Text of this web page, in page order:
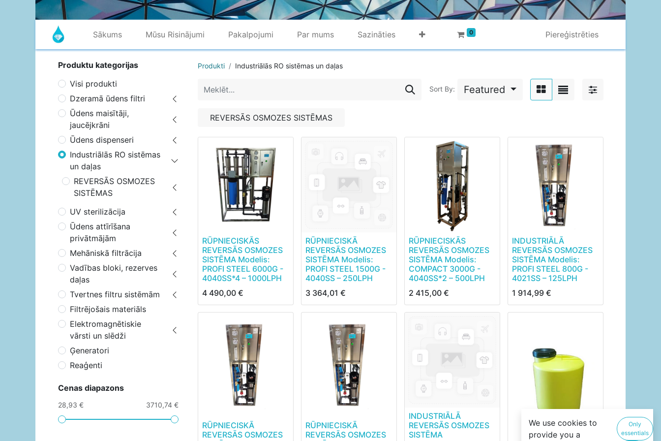
Sākums Mūsu Risinājumi Pakalpojumi Par mums Sazināties 0 Piereģistrēties
Produktu kategorijas
Visi produkti
Dzeramā ūdens filtri
Ūdens maisītāji,
jaucējkrāni
Ūdens dispenseri
Industriālās RO sistēmas
un daļas
REVERSĀS OSMOZES
SISTĒMAS
UV sterilizācija
Ūdens attīrīšana
privātmājām
Mehāniskā filtrācija
Vadības bloki, rezerves
daļas
Tvertnes filtru sistēmām
Filtrējošais materiāls
Elektromagnētiskie
vārsti un slēdži
Ģeneratori
Reaģenti
Cenas diapazons
28,93 € 3710,74 €
Produkti Industriālās RO sistēmas un daļas
Sort By: Featured
REVERSĀS OSMOZES SISTĒMAS
RŪPNIECISKĀS
REVERSĀS OSMOZES
SISTĒMA Modelis:
PROFI STEEL 6000G -
4040SS*4 – 1000LPH
4 490,00 €
RŪPNIECISKĀ
REVERSĀS OSMOZES
SISTĒMA Modelis:
PROFI STEEL 1500G -
4040SS – 250LPH
3 364,01 €
RŪPNIECISKĀS
REVERSĀS OSMOZES
SISTĒMA Modelis:
COMPACT 3000G -
4040SS*2 – 500LPH
2 415,00 €
INDUSTRIĀLĀ
REVERSĀS OSMOZES
SISTĒMA Modelis:
PROFI STEEL 800G -
4021SS – 125LPH
1 914,99 €
RŪPNIECISKĀ
REVERSĀS OSMOZES
RŪPNIECISKĀ
REVERSĀS OSMOZES
INDUSTRIĀLĀ
REVERSĀS OSMOZES
SISTĒMA
We use cookies to
provide you a
Only
essentials